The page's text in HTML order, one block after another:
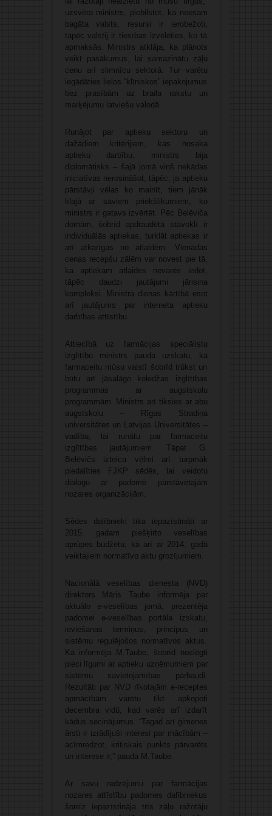
uzsvēra ministrs, piebilstot, ka neesam
bagāta valsts, resursi ir ierobežoti,
tāpēc valstij ir tiesības izvēlēties, ko tā
apmaksās. Ministrs atklāja, ka plānots
veikt pasākumus, lai samazinātu zāļu
cenu arī slimnīcu sektorā. Tur varētu
iegādāties lielos “klīniskos” iepakojumus
bez prasībām uz braila rakstu un
marķējumu latviešu valodā.
Runājot par aptieku sektoru un
dažādiem kritērijiem, kas nosaka
aptieku darbību, ministrs bija
diplomātisks – šajā jomā viņš nekādas
iniciatīvas nerosināšot, tāpēc, ja aptieku
pārstāvji vēlas ko mainīt, tiem jānāk
klajā ar saviem priekšlikumiem, ko
ministrs ir gatavs izvērtēt. Pēc Belēviča
domām, šobrīd apdraudētā stāvoklī ir
individuālās aptiekas, turklāt aptiekas ir
arī atkarīgas no atlaidēm. Vienādas
cenas recepšu zālēm var novest pie tā,
ka aptiekām atlaides nevarēs iedot,
tāpēc daudzi jautājumi jārisina
kompleksi. Ministra dienas kārtībā esot
arī jautājums par interneta aptieku
darbības attīstību.
Attiecībā uz farmācijas speciālistu
izglītību ministrs pauda uzskatu, ka
farmaceitu mūsu valstī šobrīd trūkst un
būtu arī jāsalāgo koledžas izglītības
programmas ar augstskolu
programmām. Ministrs arī tiksies ar abu
augstskolu – Rīgas Stradiņa
universitātes un Latvijas Universitātes –
vadību, lai runātu par farmaceitu
izglītības jautājumiem. Tāpat G.
Belēvičs izteica vēlmi arī turpmāk
piedalīties FJKP sēdēs, lai veidotu
dialogu ar padomē pārstāvētajām
nozares organizācijām.
Sēdes dalībnieki tika iepazīstināti ar
2015. gadam piešķirto veselības
aprūpes budžetu, kā arī ar 2014. gadā
veiktajiem normatīvo aktu grozījumiem.
Nacionālā veselības dienesta (NVD)
direktors Māris Taube informēja par
aktuālo e-veselības jomā, prezentēja
padomei e-veselības portāla izskatu,
ieviešanas termiņus, principus un
sistēmu regulējošos normatīvos aktus.
Kā informēja M.Taube, šobrīd noslēgti
pieci līgumi ar aptieku uzņēmumiem par
sistēmu savietojamības pārbaudi.
Rezultāti par NVD rīkotajām e-receptes
apmācībām varētu tikt apkopoti
decembra vidū, kad varēs arī izdarīt
kādus secinājumus. “Tagad arī ģimenes
ārsti ir izrādījuši interesi par mācībām –
acīmredzot, kritiskais punkts pārvarēts
un interese ir,” pauda M.Taube.
Ar savu redzējumu par farmācijas
nozares attīstību padomes dalībniekus
šoreiz iepazīstināja trīs zāļu ražotāju